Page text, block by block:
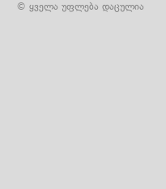
© ყველა უფლება დაცულია